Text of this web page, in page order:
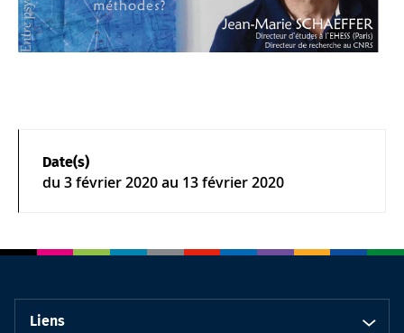
Date(s)
du 3 février 2020 au 13 février 2020
Liens